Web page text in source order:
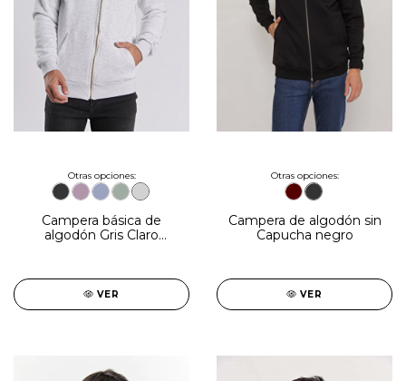
Otras opciones:
Campera básica de
algodón Gris Claro
VER
Otras opciones:
Campera de algodón sin
Capucha negro
VER